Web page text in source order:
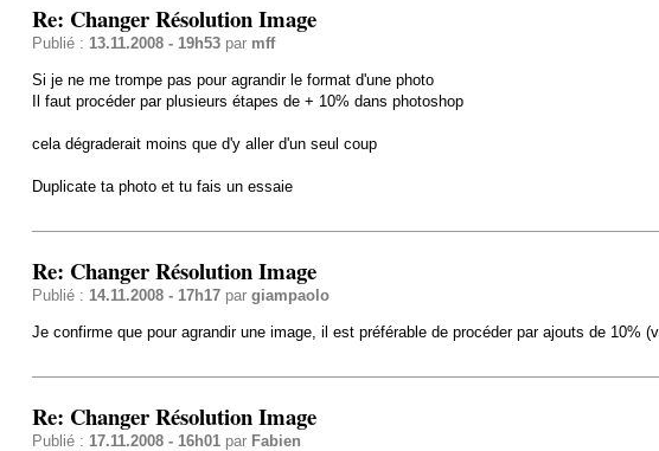
Re: Changer Résolution Image
Publié : 13.11.2008 - 19h53par mff
Si je ne me trompe pas pour agrandir le format d'une photo
Il faut procéder par plusieurs étapes de + 10% dans photoshop
cela dégraderait moins que d'y aller d'un seul coup
Duplicate ta photo et tu fais un essaie
Re: Changer Résolution Image
Publié : 14.11.2008 - 17h17par giampaolo
Je confirme que pour agrandir une image, il est préférable de procéder par ajouts de 10%
Re: Changer Résolution Image
Publié : 17.11.2008 - 16h01par Fabien